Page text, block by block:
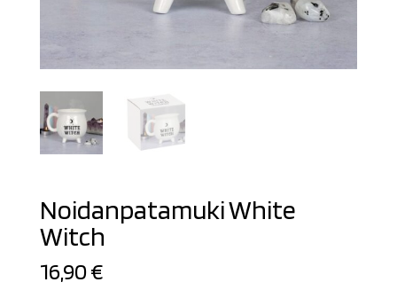
Noidanpatamuki White
Witch
16,90€